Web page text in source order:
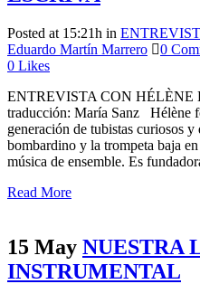
Posted at 15:21h in
Eduardo Martín Marrero
0
0 Likes
ENTREVISTA CON HÉLÈNE
traducción: María Sanz Hélène
generación de tubistas curiosos
bombardino y la trompeta baja
música de ensemble. Es
Read More
15 May NUESTRA
INSTRUMENTAL